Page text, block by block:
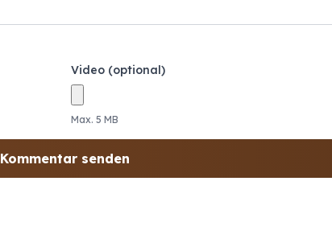
Video (optional)
Max. 5 MB
Kommentar senden